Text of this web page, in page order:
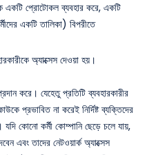
একটি প্রোটোকল ব্যবহার করে, একটি
একটি তালিকা) বিপরীতে
অ্যাক্সেস দেওয়া হয়।
করে। যেহেতু প্রতিটি ব্যবহারকারীর
প্রভাবিত না করেই নির্দিষ্ট ব্যক্তিদের
কোনো কর্মী কোম্পানি ছেড়ে চলে যায়,
এবং তাদের নেটওয়ার্ক অ্যাক্সেস